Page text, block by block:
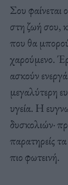
Σου φαίνεται
στη ζωή σου,
που θα
χαρούμενο.
ασκούν
μεγαλύτερη
υγεία. Η
δυσκολιών·
παρατηρείς
πιο φωτεινή.